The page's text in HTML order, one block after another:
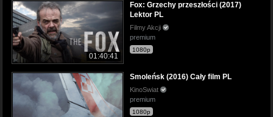
01:40:41
Fox: Grzechy przeszłości (2017)
Lektor PL
Filmy Akcji
premium
1080p
Smoleńsk (2016) Cały film PL
KinoSwiat
premium
1080p